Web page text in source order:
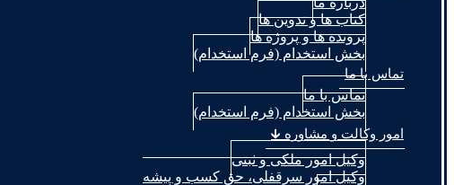
کتاب ها و تدوین ها
پرونده ها و پروژه ها
بخش استخدام (فرم استخدام)
تماس با ما
تماس با ما
بخش استخدام (فرم استخدام)
امور وکالت و مشاوره 🡳
وکیل امور ملکی و ثبتی
وکیل امور سرقفلی، حق کسب و پیشه